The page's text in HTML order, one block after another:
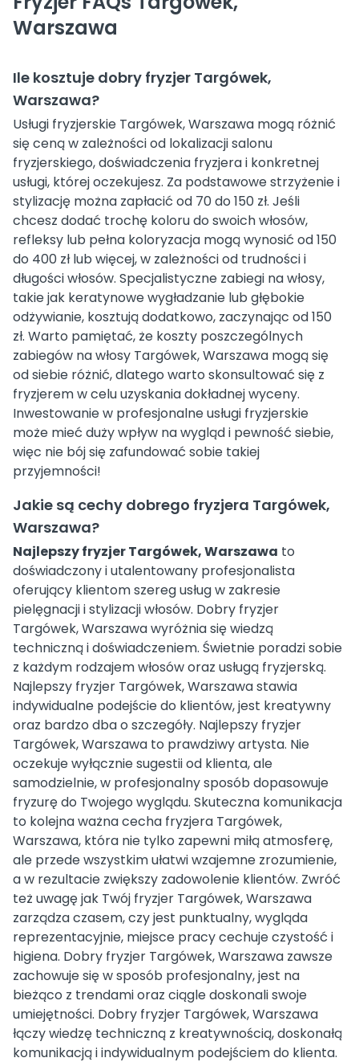
Warszawa
Ile kosztuje dobry fryzjer Targówek,
Warszawa?
Usługi fryzjerskie Targówek, Warszawa mogą różnić
się ceną w zależności od lokalizacji salonu
fryzjerskiego, doświadczenia fryzjera i konkretnej
usługi, której oczekujesz. Za podstawowe strzyżenie i
stylizację można zapłacić od 70 do 150 zł. Jeśli
chcesz dodać trochę koloru do swoich włosów,
refleksy lub pełna koloryzacja mogą wynosić od 150
do 400 zł lub więcej, w zależności od trudności i
długości włosów. Specjalistyczne zabiegi na włosy,
takie jak keratynowe wygładzanie lub głębokie
odżywianie, kosztują dodatkowo, zaczynając od 150
zł. Warto pamiętać, że koszty poszczególnych
zabiegów na włosy Targówek, Warszawa mogą się
od siebie różnić, dlatego warto skonsultować się z
fryzjerem w celu uzyskania dokładnej wyceny.
Inwestowanie w profesjonalne usługi fryzjerskie
może mieć duży wpływ na wygląd i pewność siebie,
więc nie bój się zafundować sobie takiej
przyjemności!
Jakie są cechy dobrego fryzjera Targówek,
Warszawa?
Najlepszy fryzjer Targówek, Warszawa to
doświadczony i utalentowany profesjonalista
oferujący klientom szereg usług w zakresie
pielęgnacji i stylizacji włosów. Dobry fryzjer
Targówek, Warszawa wyróżnia się wiedzą
techniczną i doświadczeniem. Świetnie poradzi sobie
z każdym rodzajem włosów oraz usługą fryzjerską.
Najlepszy fryzjer Targówek, Warszawa stawia
indywidualne podejście do klientów, jest kreatywny
oraz bardzo dba o szczegóły. Najlepszy fryzjer
Targówek, Warszawa to prawdziwy artysta. Nie
oczekuje wyłącznie sugestii od klienta, ale
samodzielnie, w profesjonalny sposób dopasowuje
fryzurę do Twojego wyglądu. Skuteczna komunikacja
to kolejna ważna cecha fryzjera Targówek,
Warszawa, która nie tylko zapewni miłą atmosferę,
ale przede wszystkim ułatwi wzajemne zrozumienie,
a w rezultacie zwiększy zadowolenie klientów. Zwróć
też uwagę jak Twój fryzjer Targówek, Warszawa
zarządza czasem, czy jest punktualny, wygląda
reprezentacyjnie, miejsce pracy cechuje czystość i
higiena. Dobry fryzjer Targówek, Warszawa zawsze
zachowuje się w sposób profesjonalny, jest na
bieżąco z trendami oraz ciągle doskonali swoje
umiejętności. Dobry fryzjer Targówek, Warszawa
łączy wiedzę techniczną z kreatywnością, doskonałą
komunikacją i indywidualnym podejściem do klienta.